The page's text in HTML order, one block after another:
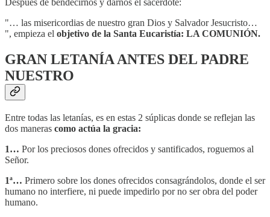
Después de bendecirnos y darnos el sacerdote:
"… las misericordias de nuestro gran Dios y Salvador Jesucristo…
", empieza el objetivo de la Santa Eucaristía: LA COMUNIÓN.
GRAN LETANÍA ANTES DEL PADRE
NUESTRO
Entre todas las letanías, es en estas 2 súplicas donde se reflejan las
dos maneras como actúa la gracia:
1… Por los preciosos dones ofrecidos y santificados, roguemos al
Señor.
1ª… Primero sobre los dones ofrecidos consagrándolos, donde el ser
humano no interfiere, ni puede impedirlo por no ser obra del poder
humano.